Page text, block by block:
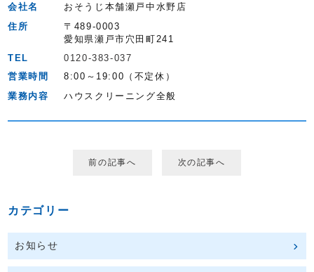
会社名
おそうじ本舗瀬戸中水野店
住所
〒489-0003
愛知県瀬戸市穴田町241
TEL
0120-383-037
営業時間
8:00～19:00（不定休）
業務内容
ハウスクリーニング全般
前の記事へ 次の記事へ
カテゴリー
お知らせ